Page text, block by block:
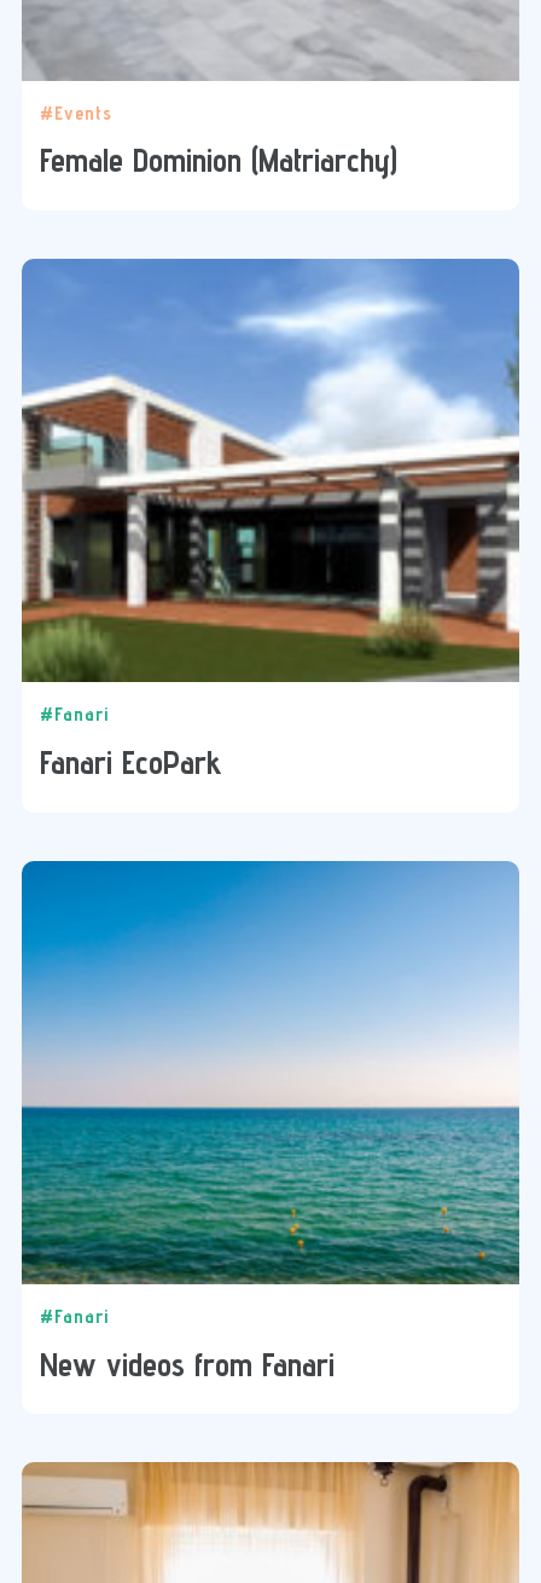
#Events
Female Dominion (Matriarchy)
#Fanari
Fanari EcoPark
#Fanari
New videos from Fanari